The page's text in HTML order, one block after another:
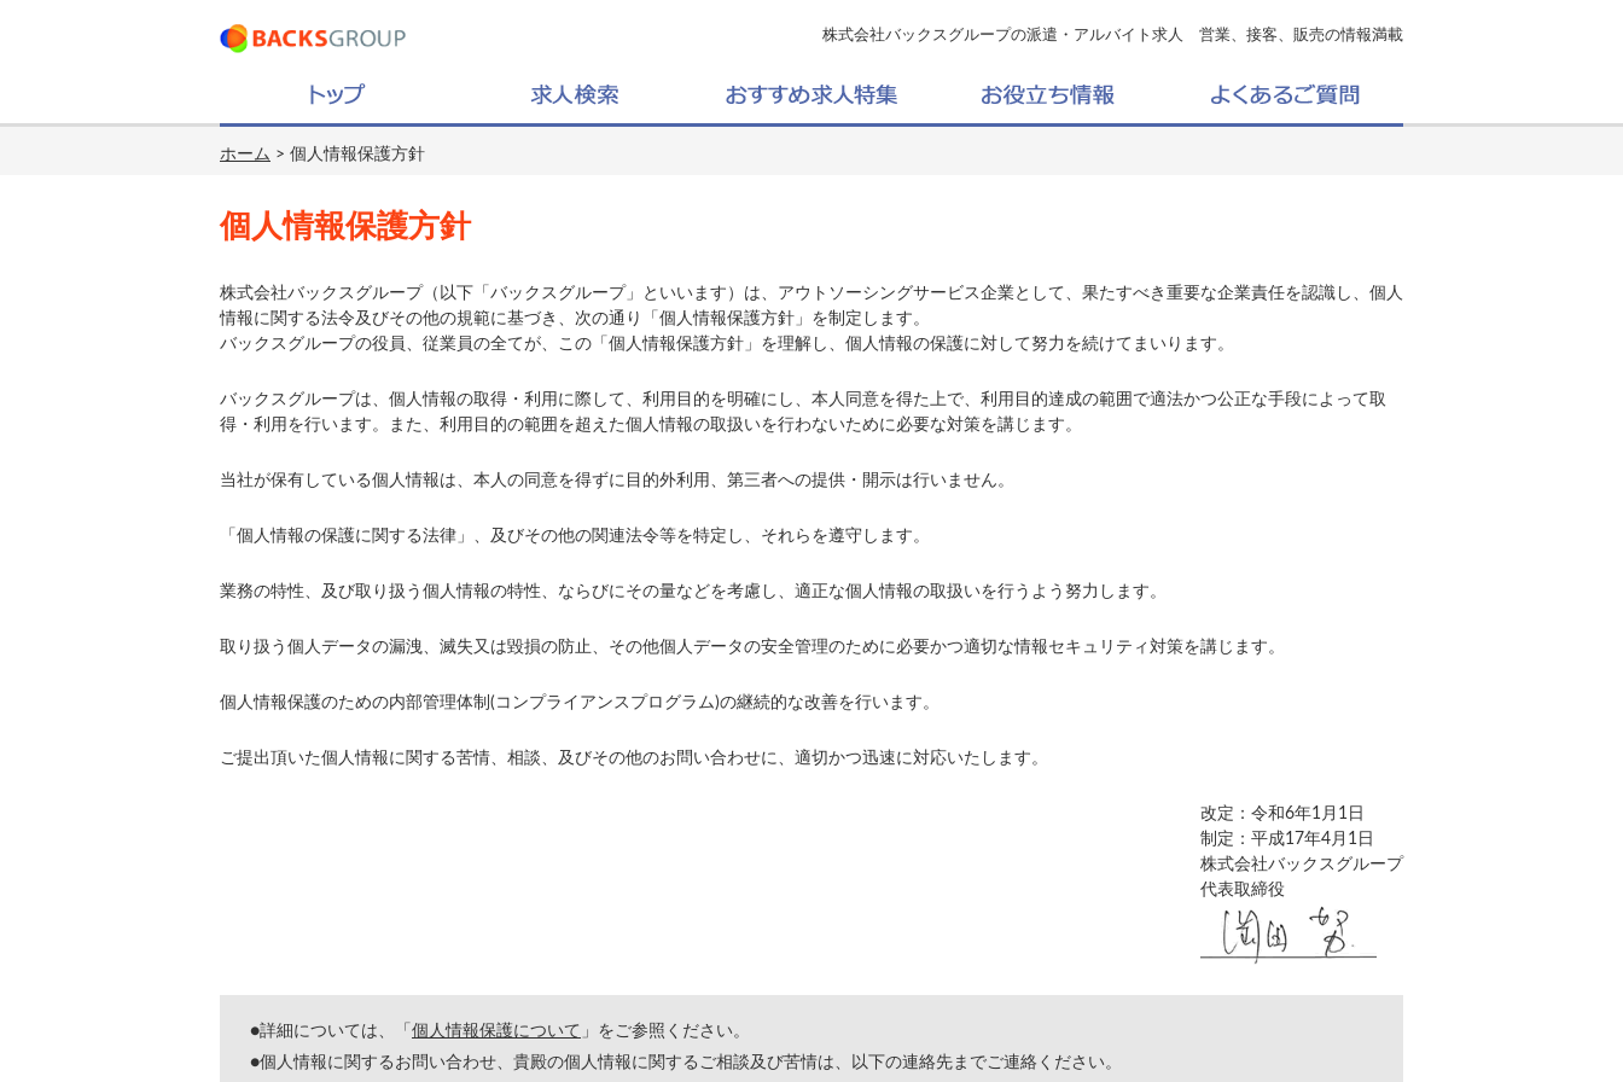
株式会社バックスグループの派遣・アルバイト求人 営業、接客、販売の情報満載
ホーム > 個人情報保護方針
個人情報保護方針
株式会社バックスグループ（以下「バックスグループ」といいます）は、アウトソーシングサービス企業として、果たすべき重要な企業責任を認識し、個人
情報に関する法令及びその他の規範に基づき、次の通り「個人情報保護方針」を制定します。
バックスグループの役員、従業員の全てが、この「個人情報保護方針」を理解し、個人情報の保護に対して努力を続けてまいります。
バックスグループは、個人情報の取得・利用に際して、利用目的を明確にし、本人同意を得た上で、利用目的達成の範囲で適法かつ公正な手段によって取
得・利用を行います。また、利用目的の範囲を超えた個人情報の取扱いを行わないために必要な対策を講じます。
当社が保有している個人情報は、本人の同意を得ずに目的外利用、第三者への提供・開示は行いません。
「個人情報の保護に関する法律」、及びその他の関連法令等を特定し、それらを遵守します。
業務の特性、及び取り扱う個人情報の特性、ならびにその量などを考慮し、適正な個人情報の取扱いを行うよう努力します。
取り扱う個人データの漏洩、滅失又は毀損の防止、その他個人データの安全管理のために必要かつ適切な情報セキュリティ対策を講じます。
個人情報保護のための内部管理体制(コンプライアンスプログラム)の継続的な改善を行います。
ご提出頂いた個人情報に関する苦情、相談、及びその他のお問い合わせに、適切かつ迅速に対応いたします。
改定：令和6年1月1日
制定：平成17年4月1日
株式会社バックスグループ
代表取締役
●詳細については、「 個人情報保護について 」をご参照ください。
●個人情報に関するお問い合わせ、貴殿の個人情報に関するご相談及び苦情は、以下の連絡先までご連絡ください。